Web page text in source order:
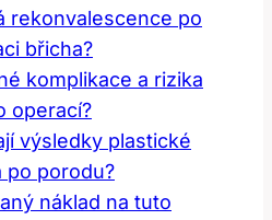
rekonvalescence po
břicha?
komplikace a rizika
operací?
výsledky plastické
po porodu?
náklad na tuto